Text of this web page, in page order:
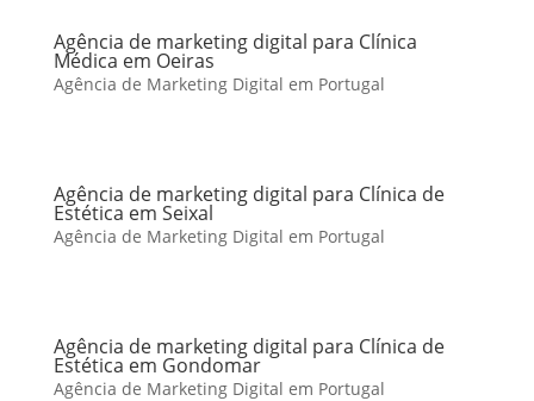
Agência de marketing digital para Clínica
Médica em Oeiras
Agência de Marketing Digital em Portugal
Agência de marketing digital para Clínica de
Estética em Seixal
Agência de Marketing Digital em Portugal
Agência de marketing digital para Clínica de
Estética em Gondomar
Agência de Marketing Digital em Portugal